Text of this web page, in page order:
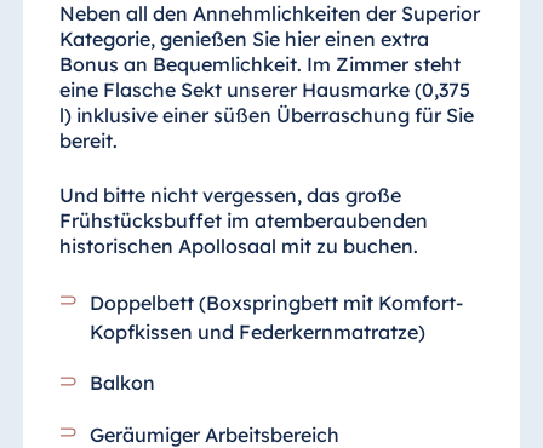
Neben all den Annehmlichkeiten der Superior
Kategorie, genießen Sie hier einen extra
Bonus an Bequemlichkeit. Im Zimmer steht
eine Flasche Sekt unserer Hausmarke (0,375
l) inklusive einer süßen Überraschung für Sie
bereit.
Und bitte nicht vergessen, das große
Frühstücksbuffet im atemberaubenden
historischen Apollosaal mit zu buchen.
Doppelbett (Boxspringbett mit Komfort-
Kopfkissen und Federkernmatratze)
Balkon
Geräumiger Arbeitsbereich